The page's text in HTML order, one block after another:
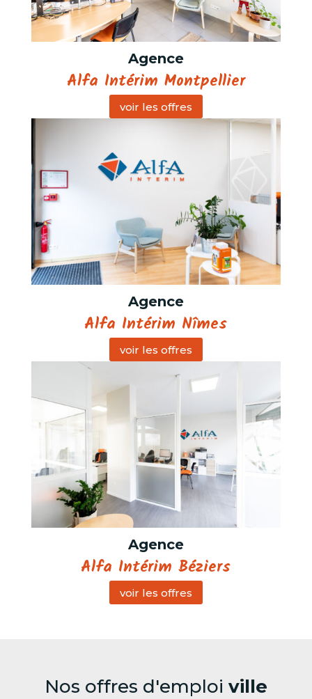
Agence
Alfa Intérim Montpellier
voir les offres
Agence
Alfa Intérim Nîmes
voir les offres
Agence
Alfa Intérim Béziers
voir les offres
Nos offres d'emploi ville